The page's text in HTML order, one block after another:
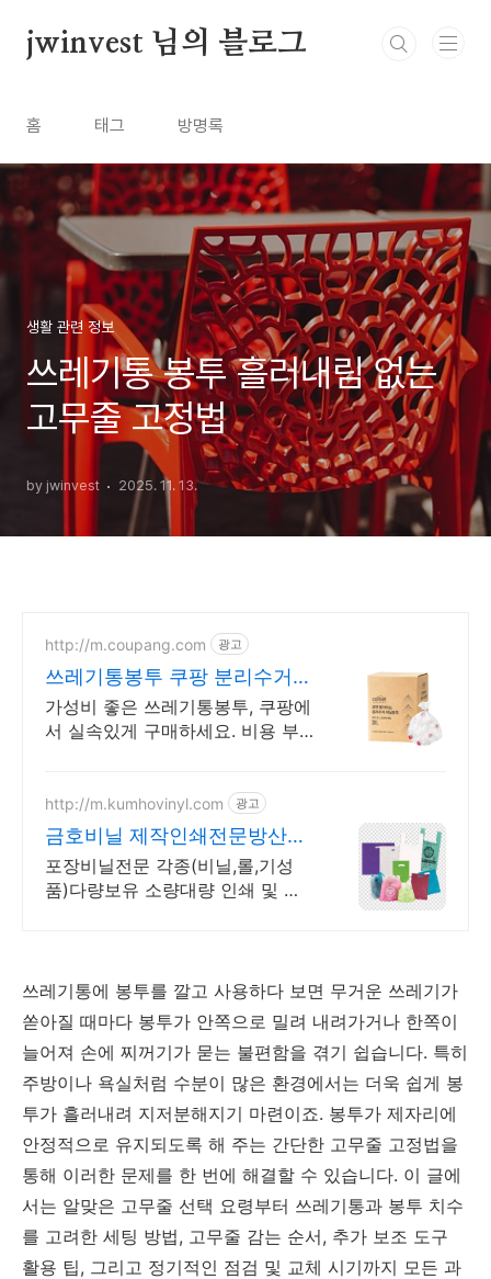
jwinvest 님의 블로그
홈 태그 방명록
생활 관련 정보
쓰레기통 봉투 흘러내림 없는
고무줄 고정법
by jwinvest 2025. 11. 13.
http://m.coupang.com 광고
쓰레기통봉투 쿠팡 분리수거
일반용 다양한 용도
가성비 좋은 쓰레기통봉투, 쿠팡에
서 실속있게 구매하세요. 비용 부
http://m.kumhovinyl.com 광고
금호비닐 제작인쇄전문방산시
장
포장비닐전문 각종(비닐,롤,기성
품)다량보유 소량대량 인쇄 및 제
쓰레기통에 봉투를 깔고 사용하다 보면 무거운 쓰레기가
쏟아질 때마다 봉투가 안쪽으로 밀려 내려가거나 한쪽이
늘어져 손에 찌꺼기가 묻는 불편함을 겪기 쉽습니다. 특히
주방이나 욕실처럼 수분이 많은 환경에서는 더욱 쉽게 봉
투가 흘러내려 지저분해지기 마련이죠. 봉투가 제자리에
안정적으로 유지되도록 해 주는 간단한 고무줄 고정법을
통해 이러한 문제를 한 번에 해결할 수 있습니다. 이 글에
서는 알맞은 고무줄 선택 요령부터 쓰레기통과 봉투 치수
를 고려한 세팅 방법, 고무줄 감는 순서, 추가 보조 도구
활용 팁, 그리고 정기적인 점검 및 교체 시기까지 모든 과